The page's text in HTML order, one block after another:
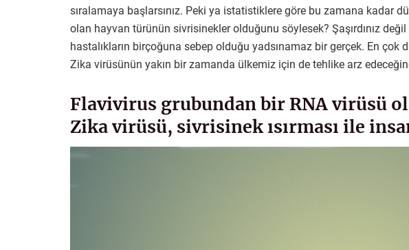
sıralamaya başlarsınız. Peki ya istatistiklere göre bu zamana kadar
olan hayvan türünün sivrisinekler olduğunu söylesek? Şaşırdınız değil
hastalıkların birçoğuna sebep olduğu yadsınamaz bir gerçek. En çok
Zika virüsünün yakın bir zamanda ülkemiz için de tehlike arz
Flavivirus grubundan bir RNA virüsü
Zika virüsü, sivrisinek ısırması ile